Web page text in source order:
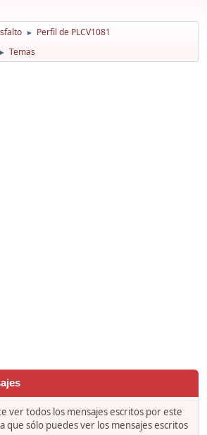
► Perfil de PLCV1081
► Temas
ver todos los mensajes escritos por este
que sólo puedes ver los mensajes escritos